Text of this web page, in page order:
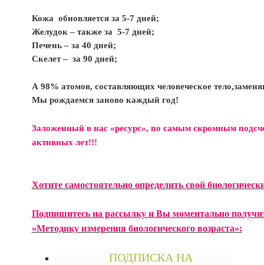
Кожа обновляется за 5-7 дней;
Желудок – также за 5-7 дней;
Печень – за 40 дней;
Скелет – за 90 дней;
А 98% атомов, составляющих человеческое
Мы рождаемся заново каждый год!
Заложенный в нас «ресурс», по самым скромным
активных лет!!!
Хотите самостоятельно определить свой
Подпишитесь на рассылку и Вы моментально
«Методику измерения биологического возраста»:
ПОДПИСКА НА